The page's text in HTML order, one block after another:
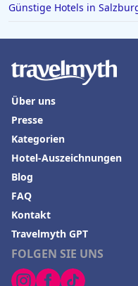
Günstige Hotels in
FOLGEN SIE UNS
Über uns
Presse
Kategorien
Hotel-Auszeichnungen
Blog
FAQ
Kontakt
Travelmyth GPT